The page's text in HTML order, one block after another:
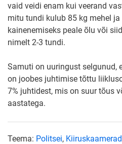
vaid veidi enam kui veerand
mitu tundi kulub 85 kg mehel
kainenemiseks peale õlu või
nimelt 2-3 tundi.
Samuti on uuringust selgunud,
on joobes juhtimise tõttu
7% juhtidest, mis on suur tõus
aastatega.
Teema: Politsei, Kiiruskaamerad